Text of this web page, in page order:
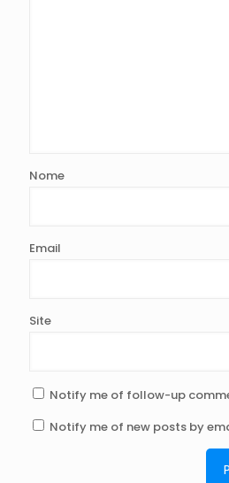
Nome
Email
Site
Notify me of follow-up
Notify me of new posts by